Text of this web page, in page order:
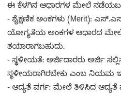
ಈ ಕೆಳಗಿನ ಆಧಾರಗಳ ಮೇಲೆ
- ಶೈಕ್ಷಣಿಕ ಅಂಕಗಳು (Merit):
ಯೋಗ್ಯತೆಯ ಅಂಕಗಳ ಆಧಾರದ
ತಯಾರಾಗಬಹುದು.
- ಸ್ಥಳೀಯತೆ: ಅರ್ಜಿದಾರರು ಅರ್ಜಿ
ಸ್ಥಳೀಯರಾಗಿರಬೇಕು ಎಂಬ ನಿಯಮ
- ಆದ್ಯತೆ ವರ್ಗ: ಮೇಲೆ ತಿಳಿಸಿದ ಆದ್ಯತೆ